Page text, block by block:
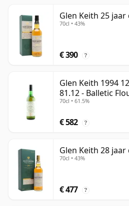
Glen Keith 25
70cl • 43%
€ 390 ?
Glen Keith 1994
81.12 - Balletic
70cl • 61.5%
€ 582 ?
Glen Keith 28
70cl • 43%
€ 477 ?